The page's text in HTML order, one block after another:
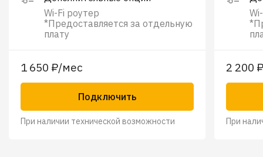
Wi-Fi роутер
*Предоставляется за отдельную
плату
1 650 ₽/мес
Подключить
При наличии технической возможности
2 200
При